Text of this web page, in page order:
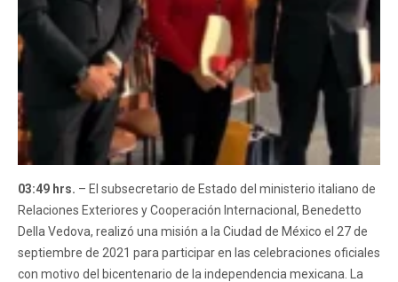
03:49 hrs. – El subsecretario de Estado del ministerio italiano de
Relaciones Exteriores y Cooperación Internacional, Benedetto
Della Vedova, realizó una misión a la Ciudad de México el 27 de
septiembre de 2021 para participar en las celebraciones oficiales
con motivo del bicentenario de la independencia mexicana. La